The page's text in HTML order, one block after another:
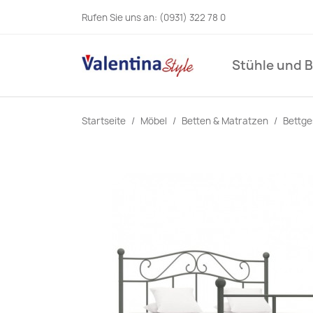
Rufen Sie uns an: (0931) 322 78 0
Stühle und
Startseite Möbel Betten & Matratzen